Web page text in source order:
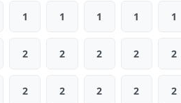
1 1 1 1 1
2 2 2 2 2
2 2 2 2 2